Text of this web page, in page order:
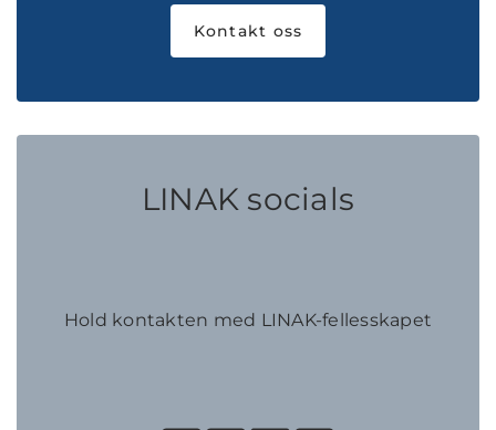
Kontakt oss
LINAK socials
Hold kontakten med LINAK-fellesskapet